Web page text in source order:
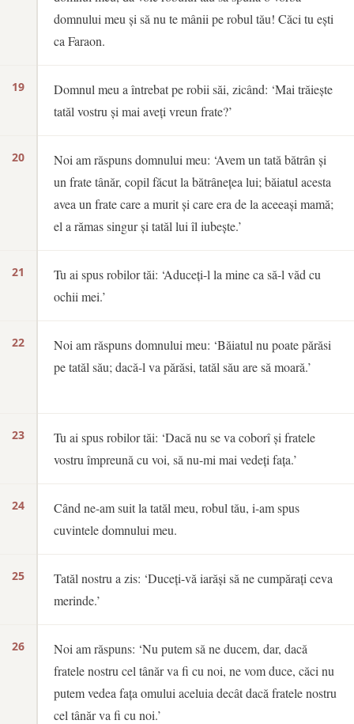
19
20
21
22
23
24
25
26
domnului meu și să nu te mânii pe robul tău! Căci tu ești
ca Faraon.
Domnul meu a întrebat pe robii săi, zicând: ‘Mai trăiește
tatăl vostru și mai aveți vreun frate?’
Noi am răspuns domnului meu: ‘Avem un tată bătrân și
un frate tânăr, copil făcut la bătrânețea lui; băiatul acesta
avea un frate care a murit și care era de la aceeași mamă;
el a rămas singur și tatăl lui îl iubește.’
Tu ai spus robilor tăi: ‘Aduceți-l la mine ca să-l văd cu
ochii mei.’
Noi am răspuns domnului meu: ‘Băiatul nu poate părăsi
pe tatăl său; dacă-l va părăsi, tatăl său are să moară.’
Tu ai spus robilor tăi: ‘Dacă nu se va coborî și fratele
vostru împreună cu voi, să nu-mi mai vedeți fața.’
Când ne-am suit la tatăl meu, robul tău, i-am spus
cuvintele domnului meu.
Tatăl nostru a zis: ‘Duceți-vă iarăși să ne cumpărați ceva
merinde.’
Noi am răspuns: ‘Nu putem să ne ducem, dar, dacă
fratele nostru cel tânăr va fi cu noi, ne vom duce, căci nu
putem vedea fața omului aceluia decât dacă fratele nostru
cel tânăr va fi cu noi.’